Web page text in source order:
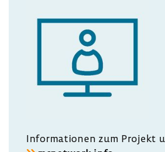
Infor­ma­tionen zum Projekt